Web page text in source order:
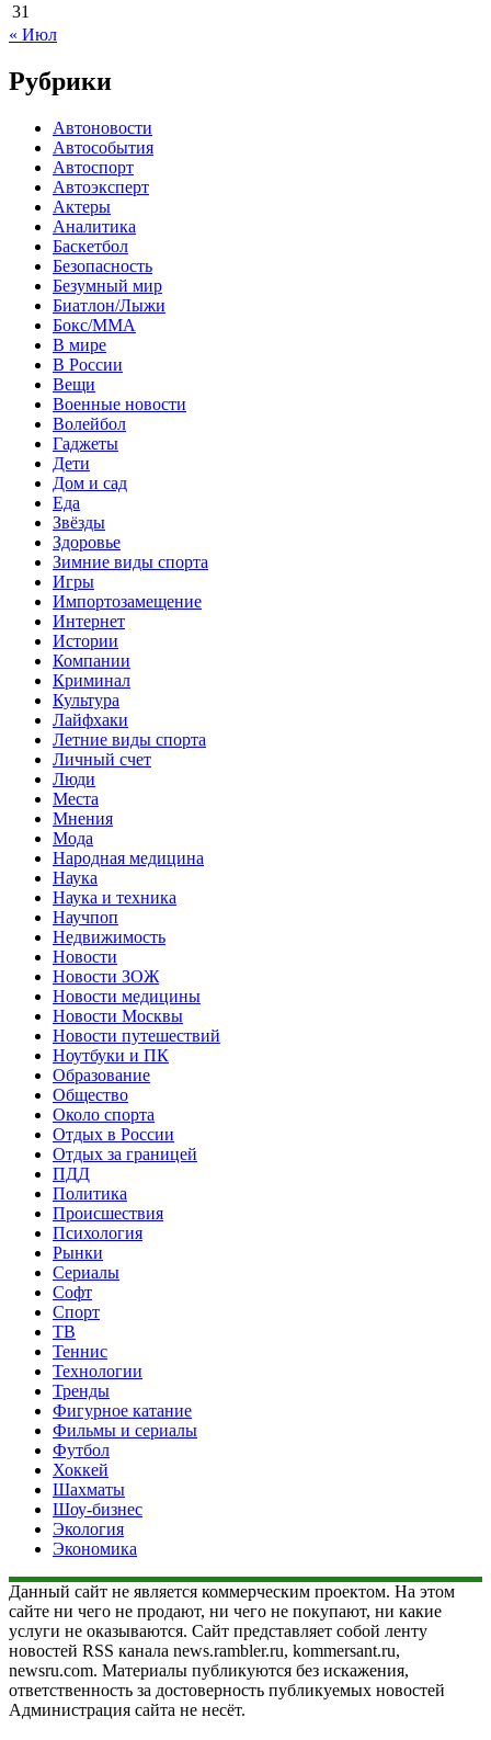
31
« Июл
Рубрики
Автоновости
Автособытия
Автоспорт
Автоэксперт
Актеры
Аналитика
Баскетбол
Безопасность
Безумный мир
Биатлон/Лыжи
Бокс/MMA
В мире
В России
Вещи
Военные новости
Волейбол
Гаджеты
Дети
Дом и сад
Еда
Звёзды
Здоровье
Зимние виды спорта
Игры
Импортозамещение
Интернет
Истории
Компании
Криминал
Культура
Лайфхаки
Летние виды спорта
Личный счет
Люди
Места
Мнения
Мода
Народная медицина
Наука
Наука и техника
Научпоп
Недвижимость
Новости
Новости ЗОЖ
Новости медицины
Новости Москвы
Новости путешествий
Ноутбуки и ПК
Образование
Общество
Около спорта
Отдых в России
Отдых за границей
ПДД
Политика
Происшествия
Психология
Рынки
Сериалы
Софт
Спорт
ТВ
Теннис
Технологии
Тренды
Фигурное катание
Фильмы и сериалы
Футбол
Хоккей
Шахматы
Шоу-бизнес
Экология
Экономика
Данный сайт не является коммерческим проектом. На этом
сайте ни чего не продают, ни чего не покупают, ни какие
услуги не оказываются. Сайт представляет собой ленту
новостей RSS канала news.rambler.ru, kommersant.ru,
newsru.com. Материалы публикуются без искажения,
ответственность за достоверность публикуемых новостей
Администрация сайта не несёт.